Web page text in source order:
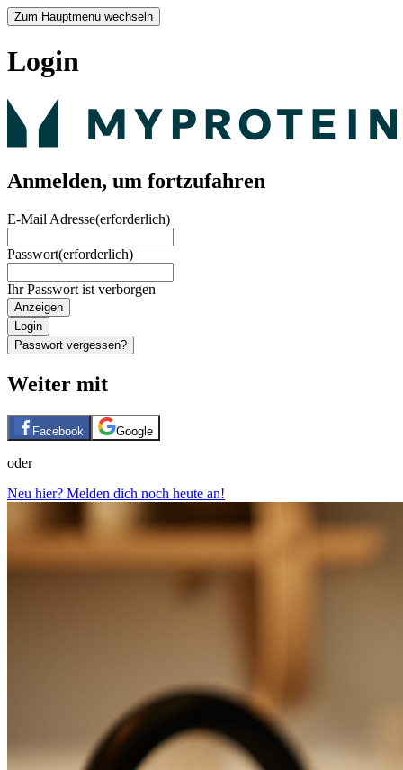
Zum Hauptmenü wechseln
Login
Anmelden, um fortzufahren
E-Mail Adresse(erforderlich)
Passwort(erforderlich)
Ihr Passwort ist verborgen
Anzeigen
Login
Passwort vergessen?
Weiter mit
Facebook Google
oder
Neu hier? Melden dich noch heute an!